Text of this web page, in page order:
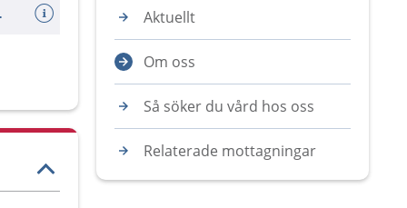
Aktuellt
Om oss
Så söker du vård hos oss
Relaterade mottagningar